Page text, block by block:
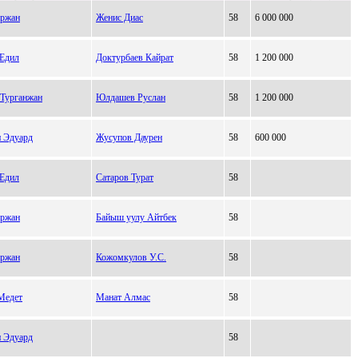
Женис Диас 58 6 000 000
Доктурбаев Кайрат 58 1 200 000
Юлдашев Руслан 58 1 200 000
Жусупов Даурен 58 600 000
Сатаров Турат 58
Байыш уулу Айтбек 58
Кожомкулов У.С. 58
Манат Алмас 58
58